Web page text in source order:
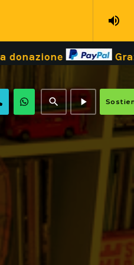
volume_up
Grazie!
search play_arrow